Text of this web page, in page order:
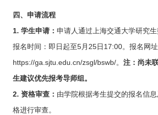
四、申请流程
1. 学生申请： 申请人通过上海交通大学研究生
报名时间：即日起至5月25日17:00。报名网址
https://ga.sjtu.edu.cn/zsgl/bswb/。 注：尚未
生建议优先报考导师组。
2. 资格审查： 由学院根据考生提交的报名信
格进行审查。